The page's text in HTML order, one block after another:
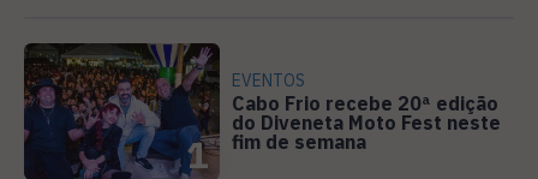
1
EVENTOS
Cabo Frio recebe 20ª edição
do Diveneta Moto Fest neste
fim de semana